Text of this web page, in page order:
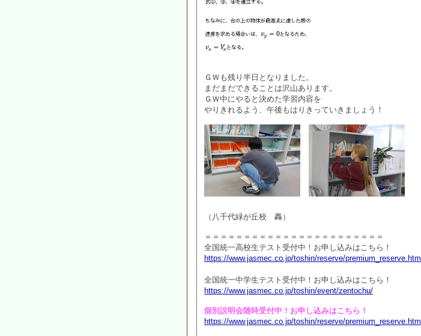
ＧＷも残り半日となりました。
まだまだできることは沢山あります。
ＧＷ中にやると決めた学習内容を
やりきれるよう、午後もはりきっていきましょう！
（八千代緑が丘校 轟）
＝＝＝＝＝＝＝＝＝＝＝＝＝＝＝＝＝＝＝＝＝＝＝
全国統一高校生テスト受付中！お申し込みはこちら！
https://www.jasmec.co.jp/toshin/reserve/premium_reserve.htm
全国統一中学生テスト受付中！お申し込みはこちら！
https://www.jasmec.co.jp/toshin/event/zentochu/
個別説明会随時受付中！お申し込みはこちら！
https://www.jasmec.co.jp/toshin/reserve/premium_reserve.htm